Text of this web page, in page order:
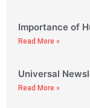
Importance of
Read More »
Universal
Read More »